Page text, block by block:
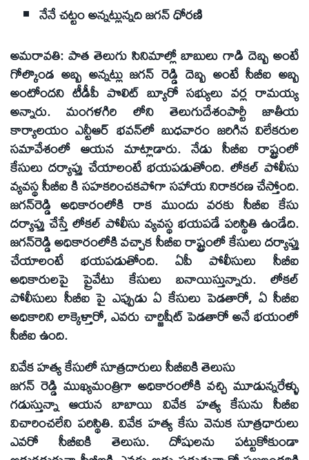
నేనే చట్టం అన్నట్లున్నది జగన్‌ ధోరణి
అమరావతి: పాత తెలుగు సినిమాల్లో బాబులు గాడి దెబ్బ అంటే
గోల్కొండ అబ్బ అన్నట్లు జగన్‌ రెడ్డి దెబ్బ అంటే సీబీఐ అబ్బ
అంటోందని టీడీపీ పొలిట్‌ బ్యూరో సభ్యులు వర్ల రామయ్య
అన్నారు. మంగళగిరి లోని తెలుగుదేశంపార్టీ జాతీయ
కార్యాలయం ఎన్టీఆర్‌ భవన్‌లో బుధవారం జరిగిన విలేకరుల
సమావేశంలో ఆయన మాట్లాడారు. నేడు సీబీఐ రాష్ట్రంలో
కేసులు దర్యాప్తు చేయాలంటే భయపడుతోంది. లోకల్‌ పోలీసు
వ్యవస్థ సీబీఐ కి సహకరించకపోగా సహాయ నిరాకరణ చేస్తోంది.
జగన్‌రెడ్డి అధికారంలోకి రాక ముందు వరకు సీబీఐ కేసు
దర్యాప్తు చేస్తే లోకల్‌ పోలీసు వ్యవస్థ భయపడే పరిస్థితి ఉండేది.
జగన్‌రెడ్డి అధికారంలోకి వచ్చాక సీబీఐ రాష్ట్రంలో కేసులు దర్యాప్తు
చేయాలంటే భయపడుతోంది. ఏపీ పోలీసులు సీబీఐ
అధికారులపై ప్రైవేటు కేసులు బనాయిస్తున్నారు. లోకల్‌
పోలీసులు సీబీఐ పై ఎప్పుడు ఏ కేసులు పెడతారో, ఏ సీబీఐ
అధికారిని లాక్కెళ్తారో, ఎవరు చార్జిషీట్‌ పెడతారో అనే భయంలో
సీబీఐ ఉంది.
వివేక హత్య కేసులో సూత్రదారులు సీబీఐకి తెలుసు
జగన్‌ రెడ్డి ముఖ్యమంత్రిగా అధికారంలోకి వచ్చి మూడున్నరేళ్ళు
గడుస్తున్నా ఆయన బాబాయి వివేక హత్య కేసును సీబీఐ
విచారించలేని పరిస్థితి. వివేక హత్య కేసు వెనుక సూత్రధారులు
ఎవరో సీబీఐకి తెలుసు. దోషులను పట్టుకోకుండా